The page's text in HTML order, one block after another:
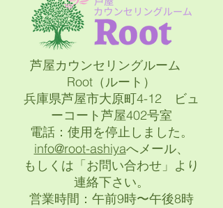
芦屋カウンセリングルーム
Root（ルート）
兵庫県芦屋市大原町4-12 ビュ
ーコート芦屋402号室
電話：使用を停止しました。
info@root-ashiyaへメール、
もしくは「お問い合わせ」より
連絡下さい。
営業時間：午前9時〜午後8時